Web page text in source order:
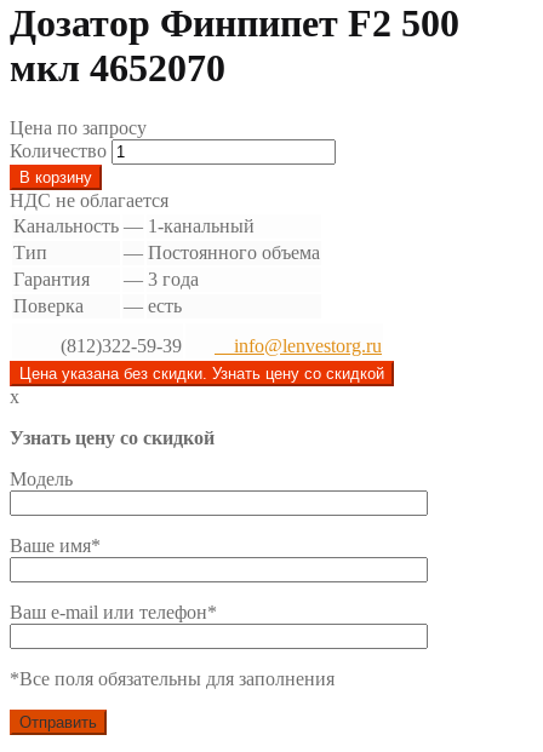
Дозатор Финпипет F2 500
мкл 4652070
Цена по запросу
Количество
В корзину
НДС не облагается
Канальность — 1-канальный
Тип
— Постоянного объема
Гарантия
— 3 года
Поверка
— есть
(812)322-59-39
info@lenvestorg.ru
Цена указана без скидки. Узнать цену со скидкой
x
Узнать цену со скидкой
Модель
Ваше имя*
Ваш e-mail или телефон*
*Все поля обязательны для заполнения